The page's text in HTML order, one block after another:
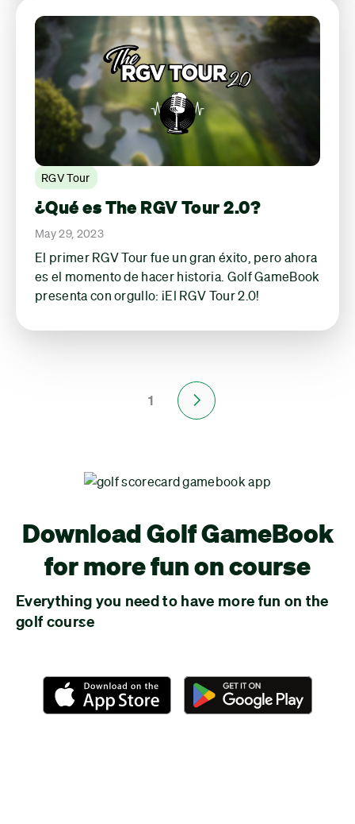
RGV Tour
¿Qué es The RGV Tour 2.0?
May 29, 2023
El primer RGV Tour fue un gran éxito, pero ahora
es el momento de hacer historia. Golf GameBook
presenta con orgullo: ¡El RGV Tour 2.0!
1 Next
Download Golf GameBook
for more fun on course
Everything you need to have more fun on the
golf course